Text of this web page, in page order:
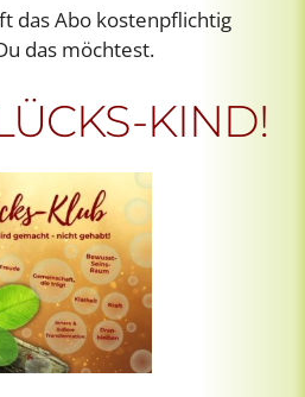
das Abo kostenpflichtig
das möchtest.
KIND!